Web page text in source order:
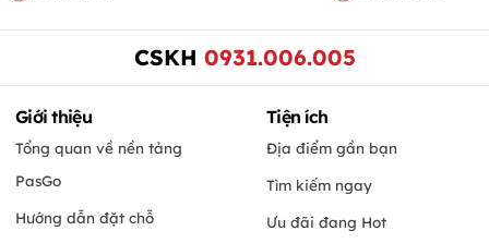
CSKH 0931.006.005
Giới thiệu
Tổng quan về nền tảng
PasGo
Hướng dẫn đặt chỗ
Tiện ích
Địa điểm gần bạn
Tìm kiếm ngay
Ưu đãi đang Hot